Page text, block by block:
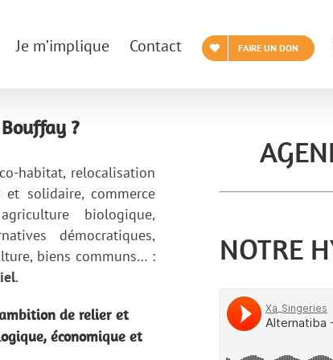
Je m’implique Contact FAIRE UN DON
?
habitat, relocalisation
solidaire, commerce
biologique,
démocratiques,
biens communs… :
.
de relier et
économique et
NOTRE